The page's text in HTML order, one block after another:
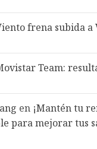
frena subida a
Team:
en ¡Mantén tu
para mejorar tus